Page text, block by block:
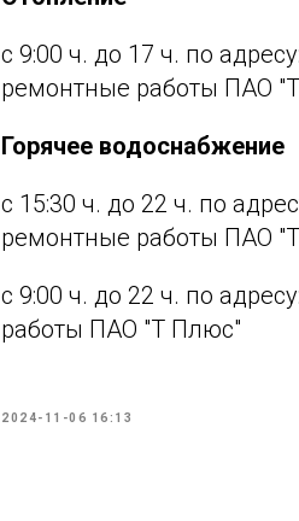
с 9:00 ч. до 17 ч. по
ремонтные работы ПАО
Горячее водоснабжение
с 15:30 ч. до 22 ч. по
ремонтные работы ПАО
с 9:00 ч. до 22 ч. по
работы ПАО "Т Плюс"
2024-11-06 16:13